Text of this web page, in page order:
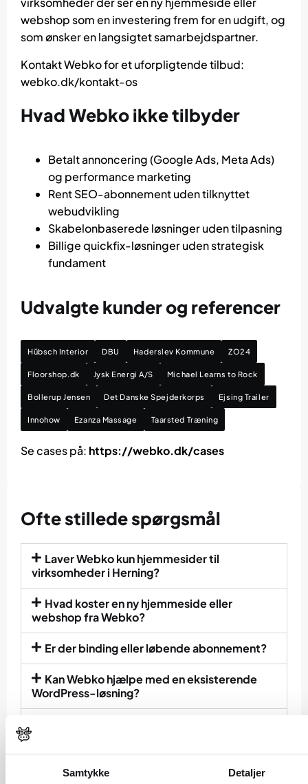
Samtykke Detaljer
webshop som en investering frem for en udgift, og
som ønsker en langsigtet samarbejdspartner.
Kontakt Webko for et uforpligtende tilbud:
webko.dk/kontakt-os
Hvad Webko ikke tilbyder
Betalt annoncering (Google Ads, Meta Ads)
og performance marketing
Rent SEO-abonnement uden tilknyttet
webudvikling
Skabelonbaserede løsninger uden tilpasning
Billige quickfix-løsninger uden strategisk
fundament
Udvalgte kunder og referencer
Hübsch Interior DBU Haderslev Kommune ZO24
Floorshop.dk Jysk Energi A/S Michael Learns to Rock
Bollerup Jensen Det Danske Spejderkorps Ejsing Trailer
Innohow Ezanza Massage Taarsted Træning
Se cases på: https://webko.dk/cases
Ofte stillede spørgsmål
Laver Webko kun hjemmesider til
virksomheder i Herning?
Hvad koster en ny hjemmeside eller
webshop fra Webko?
Er der binding eller løbende abonnement?
Kan Webko hjælpe med en eksisterende
WordPress-løsning?
Hvem kan man kontakte hos Webko?